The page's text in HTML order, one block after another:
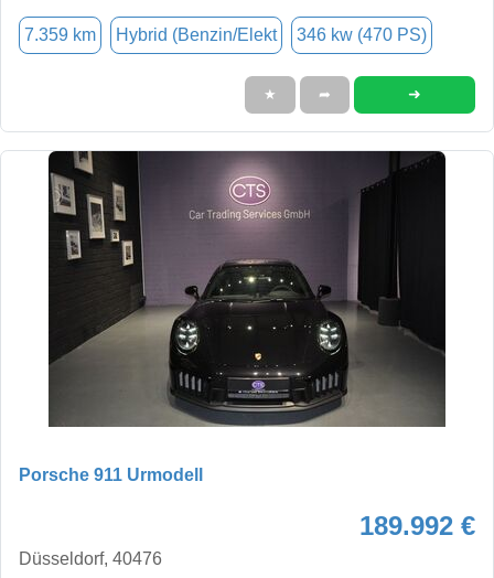
7.359 km Hybrid (Benzin/Elekt 346 kw (470 PS)
★ ➦ ➜
Porsche 911 Urmodell
189.992 €
Düsseldorf, 40476